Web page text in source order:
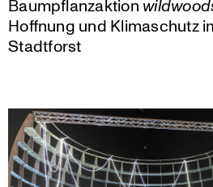
Baumpflanzaktion
Hoffnung und Klimaschutz
Stadtforst